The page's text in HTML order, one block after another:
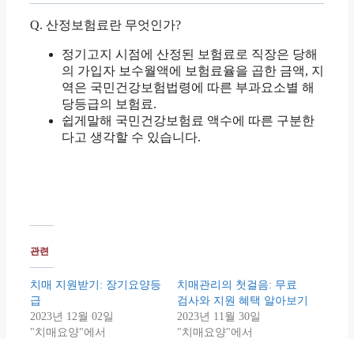
Q. 산정보험료란 무엇인가?
정기고지 시점에 산정된 보험료로 직장은 당해
의 가입자 보수월액에 보험료율을 곱한 금액, 지
역은 국민건강보험법령에 따른 부과요소별 해
당등급의 보험료.
쉽게말해 국민건강보험료 액수에 따른 구분한
다고 생각할 수 있습니다.
관련
치매 지원받기: 장기요양등
급
2023년 12월 02일
"치매요양"에서
치매관리의 첫걸음: 무료
검사와 지원 혜택 알아보기
2023년 11월 30일
"치매요양"에서